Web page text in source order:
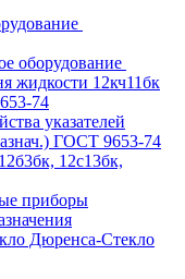
оборудование
жидкости 12кч11бк
74
указателей
ГОСТ 9653-74
12с13бк,
приборы
Дюренса-Стекло